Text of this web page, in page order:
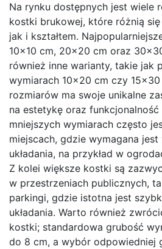
Na rynku dostępnych jest wiele
kostki brukowej, które różnią
jak i kształtem.
10×10 cm, 20×20 cm oraz
również inne warianty, takie jak
wymiarach 10×20 cm czy
rozmiarów ma swoje unikalne
na estetykę oraz
mniejszych wymiarach często
miejscach, gdzie wymagana
układania, na przykład w
Z kolei większe kostki są
w przestrzeniach publicznych,
parkingi, gdzie istotna jest
układania. Warto również
kostki; standardowa grubość
do 8 cm, a wybór odpowiedniej